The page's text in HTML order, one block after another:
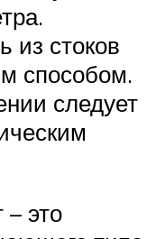
из стоков
способом.
следует
– это